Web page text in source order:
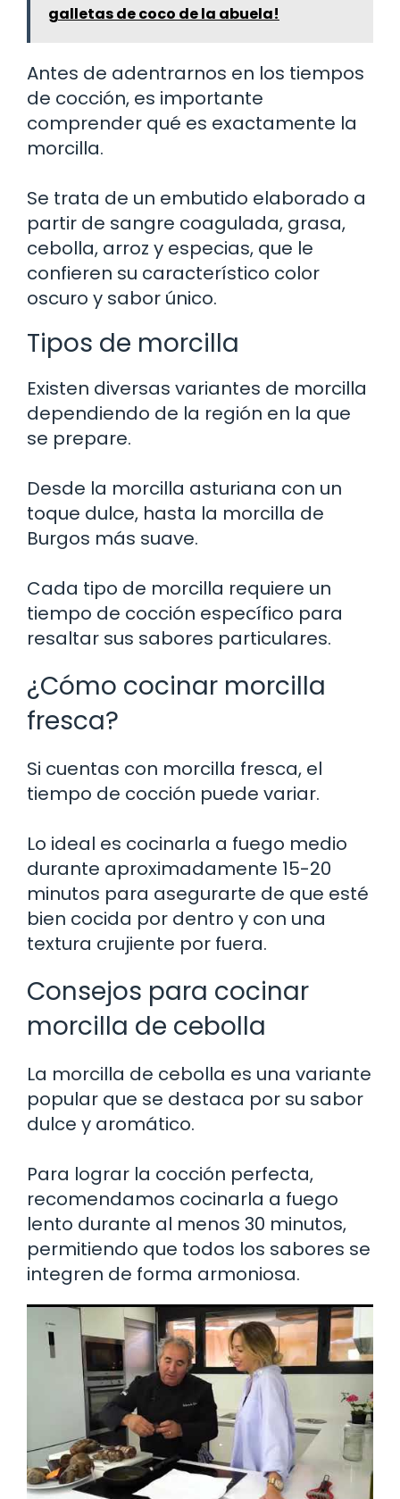
galletas de coco de la abuela!
Antes de adentrarnos en los tiempos
de cocción, es importante
comprender qué es exactamente la
morcilla.
Se trata de un embutido elaborado a
partir de sangre coagulada, grasa,
cebolla, arroz y especias, que le
confieren su característico color
oscuro y sabor único.
Tipos de morcilla
Existen diversas variantes de morcilla
dependiendo de la región en la que
se prepare.
Desde la morcilla asturiana con un
toque dulce, hasta la morcilla de
Burgos más suave.
Cada tipo de morcilla requiere un
tiempo de cocción específico para
resaltar sus sabores particulares.
¿Cómo cocinar morcilla
fresca?
Si cuentas con morcilla fresca, el
tiempo de cocción puede variar.
Lo ideal es cocinarla a fuego medio
durante aproximadamente 15-20
minutos para asegurarte de que esté
bien cocida por dentro y con una
textura crujiente por fuera.
Consejos para cocinar
morcilla de cebolla
La morcilla de cebolla es una variante
popular que se destaca por su sabor
dulce y aromático.
Para lograr la cocción perfecta,
recomendamos cocinarla a fuego
lento durante al menos 30 minutos,
permitiendo que todos los sabores se
integren de forma armoniosa.